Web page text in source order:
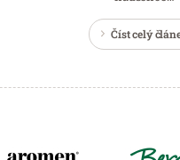
Číst celý